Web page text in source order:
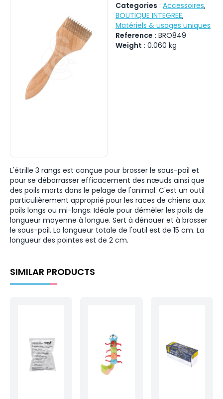
Categories : Accessoires,
BOUTIQUE INTEGREE,
Matériels & usages uniques
Reference : BRO849
Weight : 0.060 kg
L'étrille 3 rangs est conçue pour brosser le sous-poil et
pour se débarrasser efficacement des nœuds ainsi que
des poils morts dans le pelage de l'animal. C'est un outil
particulièrement approprié pour les races de chiens aux
poils longs ou mi-longs. Idéale pour démêler les poils de
longueur moyenne à longue. Sert à dénouer et à brosser
le sous-poil. La longueur totale de l'outil est de 15 cm. La
longueur des pointes est de 2 cm.
SIMILAR PRODUCTS